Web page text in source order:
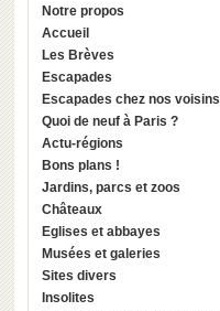
Notre propos
Accueil
Les Brèves
Escapades
Escapades chez nos voisins
Quoi de neuf à Paris ?
Actu-régions
Bons plans !
Jardins, parcs et zoos
Châteaux
Eglises et abbayes
Musées et galeries
Sites divers
Insolites